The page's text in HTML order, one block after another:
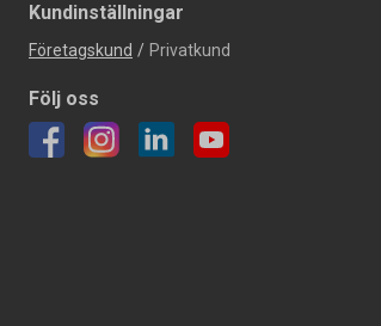
Kundinställningar
Företagskund / Privatkund
Följ oss